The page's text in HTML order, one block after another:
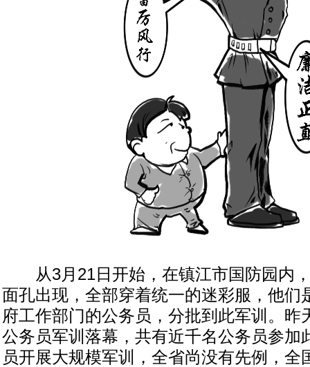
从3月21日开始，在镇江市国防园内
面孔出现，全部穿着统一的迷彩服，他们
府工作部门的公务员，分批到此军训。昨
公务员军训落幕，共有近千名公务员参加
员开展大规模军训，全省尚没有先例，全